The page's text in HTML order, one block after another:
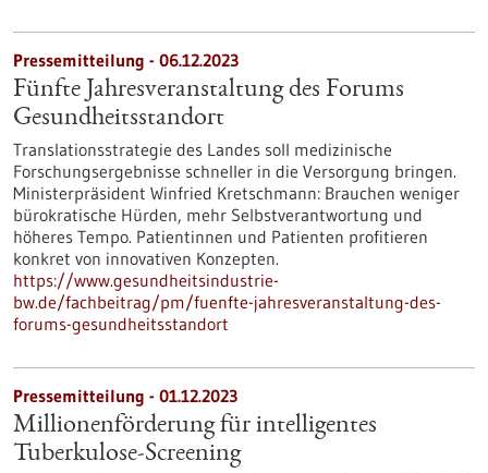
Pressemitteilung - 06.12.2023
Fünfte Jahresveranstaltung des Forums
Gesundheitsstandort
Translationsstrategie des Landes soll medizinische
Forschungsergebnisse schneller in die Versorgung bringen.
Ministerpräsident Winfried Kretschmann: Brauchen weniger
bürokratische Hürden, mehr Selbstverantwortung und
höheres Tempo. Patientinnen und Patienten profitieren
konkret von innovativen Konzepten.
https://www.gesundheitsindustrie-
bw.de/fachbeitrag/pm/fuenfte-jahresveranstaltung-des-
forums-gesundheitsstandort
Pressemitteilung - 01.12.2023
Millionenförderung für intelligentes
Tuberkulose-Screening